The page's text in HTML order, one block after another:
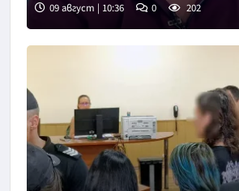
Снимка: бТВ
09 август | 10:36 0 202